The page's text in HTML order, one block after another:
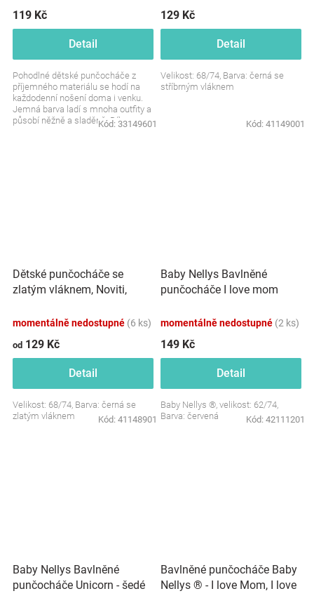
119 Kč
Detail
Pohodlné dětské punčocháče z
příjemného materiálu se hodí na
každodenní nošení doma i venku.
Jemná barva ladí s mnoha outfity a
působí něžně a sladěně. Díky
Kód: 33149601
129 Kč
Detail
Velikost: 68/74, Barva: černá se
stříbrným vláknem
Kód: 41149001
Dětské punčocháče se
zlatým vláknem, Noviti,
momentálně nedostupné (6 ks)
od 129 Kč
Detail
Velikost: 68/74, Barva: černá se
zlatým vláknem
Kód: 41148901
Baby Nellys Bavlněné
punčocháče I love mom
momentálně nedostupné (2 ks)
149 Kč
Detail
Baby Nellys ®, velikost: 62/74,
Barva: červená
Kód: 42111201
Baby Nellys Bavlněné
punčocháče Unicorn - šedé
Bavlněné punčocháče Baby
Nellys ® - I love Mom, I love